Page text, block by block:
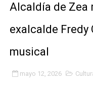
CIEPROL-ULA
Plan Quirúrgico
Iaanem graduó a
Iahula pone en
Alcaldía de Zea
exalcalde Fredy
musical
mayo 12, 2026